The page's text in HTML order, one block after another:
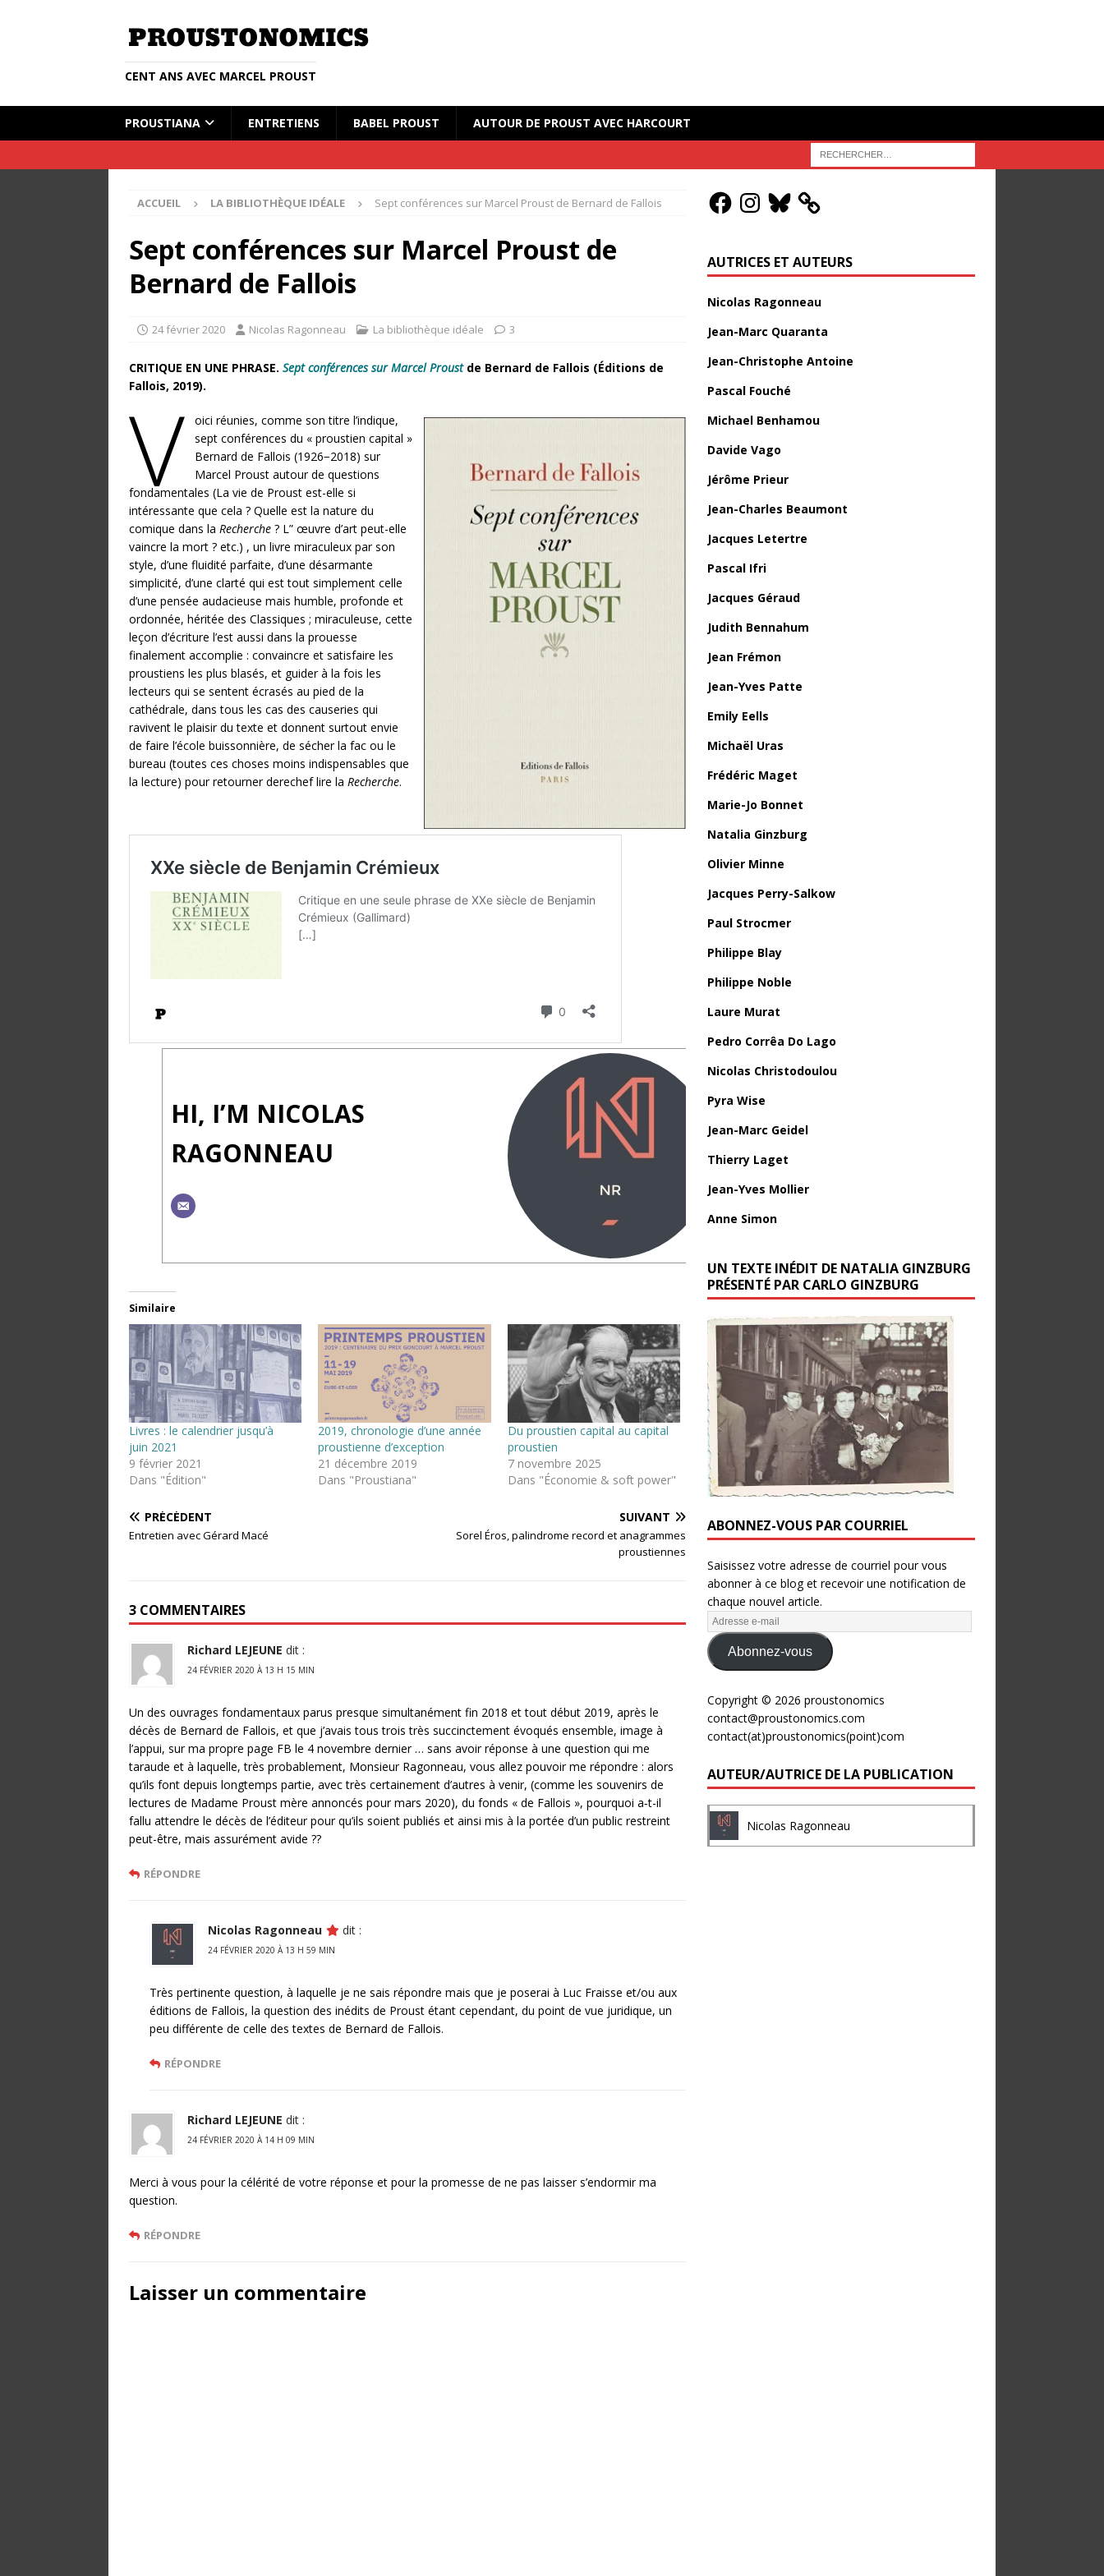
CENT ANS AVEC MARCEL PROUST
PROUSTIANA ENTRETIENS BABEL PROUST AUTOUR DE PROUST AVEC HARCOURT
ACCUEIL LA BIBLIOTHÈQUE IDÉALE Sept conférences sur Marcel Proust de Bernard de Fallois
Sept conférences sur Marcel Proust de
Bernard de Fallois
24 février 2020 Nicolas Ragonneau La bibliothèque idéale 3
CRITIQUE EN UNE PHRASE. Sept conférences sur Marcel Proustde Bernard de Fallois (Éditions de
Fallois, 2019).
V
oici réunies, comme son titre l’indique,
sept conférences du « proustien capital »
Bernard de Fallois (1926−2018) sur
Marcel Proust autour de questions
fondamentales (La vie de Proust est-elle si
intéressante que cela ? Quelle est la nature du
comique dans la Recherche ? L” œuvre d’art peut-elle
vaincre la mort ? etc.) , un livre miraculeux par son
style, d’une fluidité parfaite, d’une désarmante
simplicité, d’une clarté qui est tout simplement celle
d’une pensée audacieuse mais humble, profonde et
ordonnée, héritée des Classiques ; miraculeuse, cette
leçon d’écriture l’est aussi dans la prouesse
finalement accomplie : convaincre et satisfaire les
proustiens les plus blasés, et guider à la fois les
lecteurs qui se sentent écrasés au pied de la
cathédrale, dans tous les cas des causeries qui
ravivent le plaisir du texte et donnent surtout envie
de faire l’école buissonnière, de sécher la fac ou le
bureau (toutes ces choses moins indispensables que
la lecture) pour retourner derechef lire la Recherche.
HI, I’M NICOLAS
RAGONNEAU
Similaire
Livres : le calendrier jusqu’à
juin 2021
9 février 2021
Dans "Édition"
2019, chronologie d’une année
proustienne d’exception
21 décembre 2019
Dans "Proustiana"
Du proustien capital au capital
proustien
7 novembre 2025
Dans "Économie & soft power"
PRÉCÉDENT
Entretien avec Gérard Macé
SUIVANT
Sorel Éros, palindrome record et anagrammes
proustiennes
3 COMMENTAIRES
Richard LEJEUNE dit :
24 FÉVRIER 2020 À 13 H 15 MIN
Un des ouvrages fondamentaux parus presque simultanément fin 2018 et tout début 2019, après le
décès de Bernard de Fallois, et que j’avais tous trois très succinctement évoqués ensemble, image à
l’appui, sur ma propre page FB le 4 novembre dernier … sans avoir réponse à une question qui me
taraude et à laquelle, très probablement, Monsieur Ragonneau, vous allez pouvoir me répondre : alors
qu’ils font depuis longtemps partie, avec très certainement d’autres à venir, (comme les souvenirs de
lectures de Madame Proust mère annoncés pour mars 2020), du fonds « de Fallois », pourquoi a‑t-il
fallu attendre le décès de l’éditeur pour qu’ils soient publiés et ainsi mis à la portée d’un public restreint
peut-être, mais assurément avide ??
RÉPONDRE
Nicolas Ragonneau dit :
24 FÉVRIER 2020 À 13 H 59 MIN
Très pertinente question, à laquelle je ne sais répondre mais que je poserai à Luc Fraisse et/ou aux
éditions de Fallois, la question des inédits de Proust étant cependant, du point de vue juridique, un
peu différente de celle des textes de Bernard de Fallois.
RÉPONDRE
Richard LEJEUNE dit :
24 FÉVRIER 2020 À 14 H 09 MIN
Merci à vous pour la célérité de votre réponse et pour la promesse de ne pas laisser s’endormir ma
question.
RÉPONDRE
Laisser un commentaire
AUTRICES ET AUTEURS
Nicolas Ragonneau
Jean-Marc Quaranta
Jean-Christophe Antoine
Pascal Fouché
Michael Benhamou
Davide Vago
Jérôme Prieur
Jean-Charles Beaumont
Jacques Letertre
Pascal Ifri
Jacques Géraud
Judith Bennahum
Jean Frémon
Jean-Yves Patte
Emily Eells
Michaël Uras
Frédéric Maget
Marie-Jo Bonnet
Natalia Ginzburg
Olivier Minne
Jacques Perry-Salkow
Paul Strocmer
Philippe Blay
Philippe Noble
Laure Murat
Pedro Corrêa Do Lago
Nicolas Christodoulou
Pyra Wise
Jean-Marc Geidel
Thierry Laget
Jean-Yves Mollier
Anne Simon
UN TEXTE INÉDIT DE NATALIA GINZBURG
PRÉSENTÉ PAR CARLO GINZBURG
ABONNEZ-VOUS PAR COURRIEL
Saisissez votre adresse de courriel pour vous
abonner à ce blog et recevoir une notification de
chaque nouvel article.
Abonnez-vous
Copyright © 2026 proustonomics
contact@proustonomics.com
contact(at)proustonomics(point)com
AUTEUR/AUTRICE DE LA PUBLICATION
Nicolas Ragonneau